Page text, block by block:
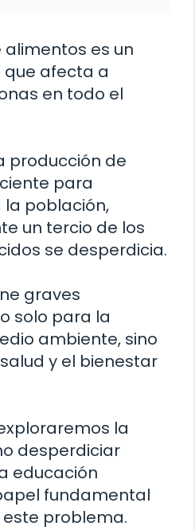
alimentos es un
afecta a
en todo el
producción de
para
población,
un tercio de los
se desperdicia.
graves
solo para la
ambiente, sino
y el bienestar
la
desperdiciar
educación
fundamental
problema.